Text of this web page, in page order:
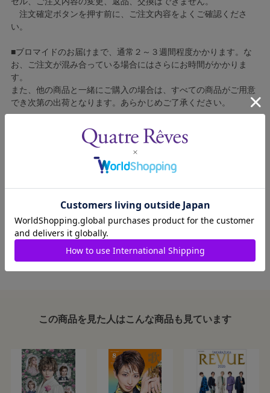
注文確定ボタンを押す前に、ご注文内容をよくご確認くださ
い。
■ブロマイドのお届けまで、通常２～３週間程度かかります。な
お、ご注文が混み合っている場合にはさらにお時間がかかりま
す。
また、他の商品と一緒にご購入の場合は、すべての商品がご用意
でき次第の出荷となります。あらかじめご了承ください。
■コンビニ決済をご利用の場合はご入金確認後の製造となりま
■ブロマイドの個包装はしておりません。
■ブロマイドに不良がございましたら、良品と交換いたしますの
で、お手数ですが弊社カスタマーセンターへご連絡ください。
1308313-012
この商品を見た人はこんな商品も見ています